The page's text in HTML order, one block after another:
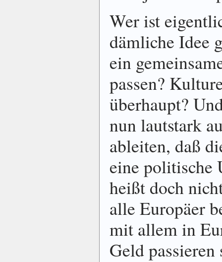
Wer ist
dämliche Idee
ein
passen?
überhaupt?
nun lautstark
ableiten, daß
eine politische
heißt doch
alle Europäer
mit allem in
Geld passieren